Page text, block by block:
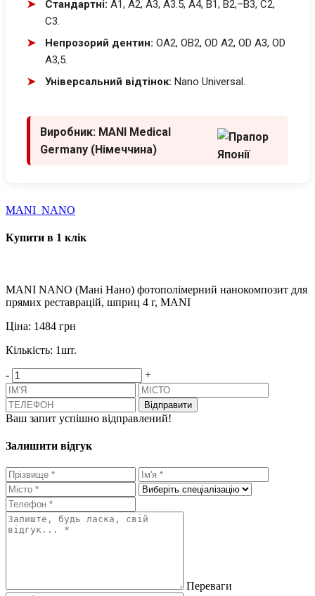
Стандартні: A1, А2, А3, А3.5, A4, B1, В2,–B3, C2,
C3.
Непрозорий дентин: OA2, OB2, OD A2, OD A3, OD
A3,5.
Універсальний відтінок: Nano Universal.
Виробник: MANI Medical
Germany (Німеччина)
MANI_NANO
Купити в 1 клiк
MANI NANO (Мані Нано) фотополімерний нанокомпозит для
прямих реставрацій, шприц 4 г, MANI
Ціна: 1484 грн
Кількість: 1шт.
- +
Відправити
Ваш запит успішно відправлений!
Залишити відгук
Переваги